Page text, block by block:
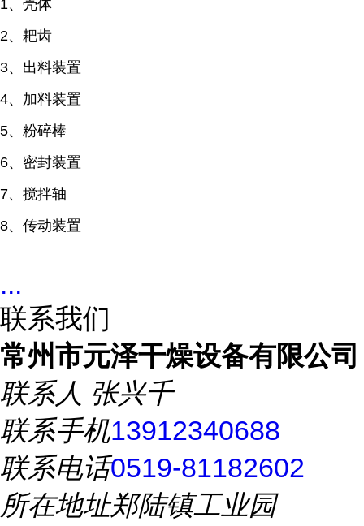
1、壳体
2、耙齿
3、出料装置
4、加料装置
5、粉碎棒
6、密封装置
7、搅拌轴
8、传动装置
...
联系我们
常州市元泽干燥设备有限公司
联系人 张兴千
联系手机13912340688
联系电话0519-81182602
所在地址郑陆镇工业园